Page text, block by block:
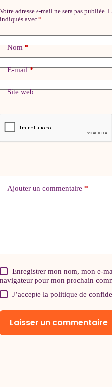
Votre adresse e-mail ne sera pas publiée.
indiqués avec *
Nom*
E-mail*
Site web
Ajouter un commentaire *
Enregistrer mon nom, mon e-
navigateur pour mon prochain
J’accepte lapolitique de
Laisser un commentaire